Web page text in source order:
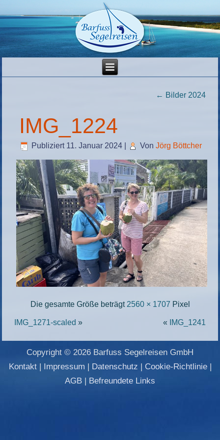
← Bilder 2024
IMG_1224
Publiziert 11. Januar 2024 Von Jörg Böttcher
Die gesamte Größe beträgt 2560 × 1707 Pixel
IMG_1271-scaled » « IMG_1241
Copyright © 2026 Barfuss Segelreisen GmbH
Kontakt| Impressum | Datenschutz | Cookie-Richtlinie|
AGB | Befreundete Links